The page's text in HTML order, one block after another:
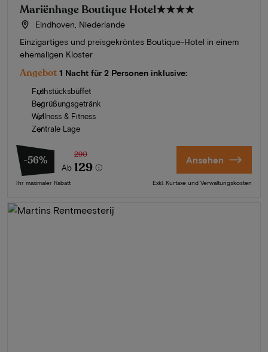
Mariënhage Boutique Hotel★★★★
Eindhoven, Niederlande
Einzigartiges und preisgekröntes Boutique-Hotel in einem
ehemaligen Kloster
Angebot 1 Nacht für 2 Personen inklusive:
Frühstücksbüffet
Begrüßungsgetränk
Wellness & Fitness
Zentrale Lage
-56%
Ab
290
129
Ihr maximaler Rabatt
Ansehen
Exkl. Kurtaxe und Verwaltungskosten